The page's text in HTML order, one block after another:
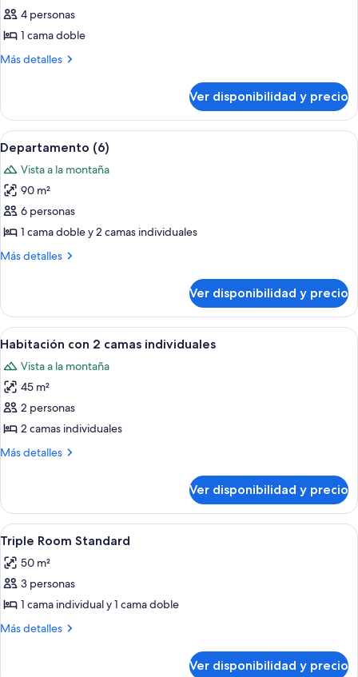
de
Departamento
(4)
4 personas
1 cama doble
Más detalles
Más
(4)
Ver disponibilidad y precio
Ver
todas
las
fotos
de
Departamento
(6)
Habitación de hotel con dos camas,
3
Departamento (6)
Vista a la montaña
90 m²
6 personas
1 cama doble y 2 camas individuales
Más detalles
Más
(6)
Ver disponibilidad y precio
Ver
todas
las
fotos
de
Habitación
con
individuales
Un baño con una bañera grande, un
1
Habitación con 2 camas individuales
Vista a la montaña
45 m²
2 personas
2 camas individuales
Más detalles
Más
con
camas
individuales
Ver disponibilidad y precio
Ver
todas
las
fotos
de
Triple
Caja de seguridad en la habitación y
6
Triple Room Standard
50 m²
3 personas
1 cama individual y 1 cama doble
Más detalles
Más
Ver disponibilidad y precio